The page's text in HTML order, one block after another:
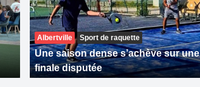
Albertville Sport de raquette
Une saison dense s’achève sur une
finale disputée